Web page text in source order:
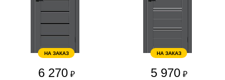
НА ЗАКАЗ
6 270 ₽
НА ЗАКАЗ
5 970 ₽